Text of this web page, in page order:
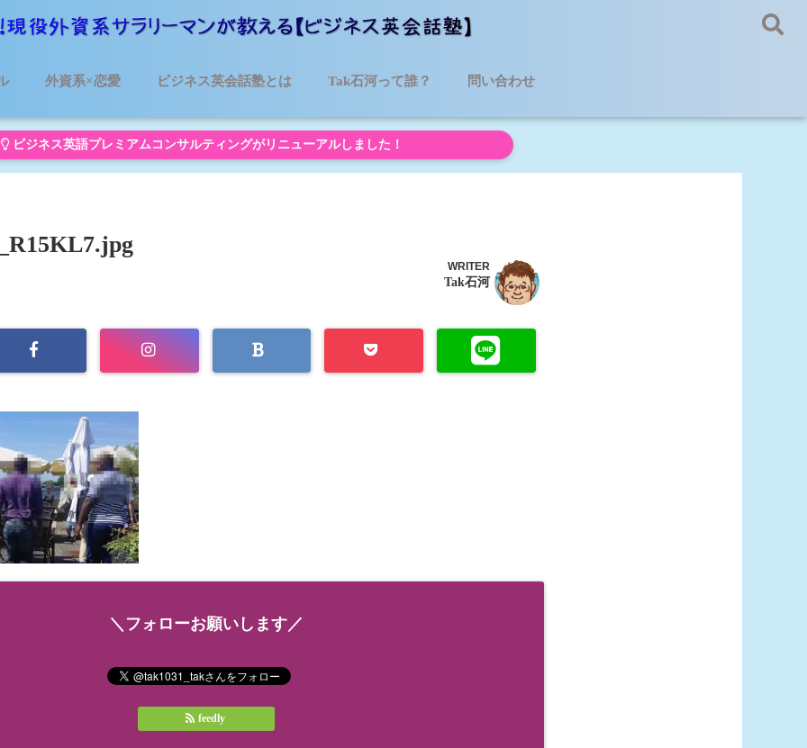
外資系×恋愛 ビジネス英会話塾とは Tak石河って誰？ 問い合わせ
ビジネス英語プレミアムコンサルティングがリニューアルしました！
WRITER
Tak石河
＼フォローお願いします／
feedly